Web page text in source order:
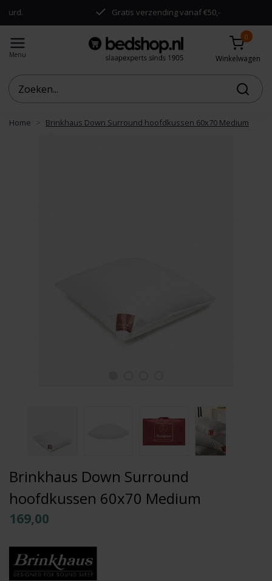
Gratis verzending vanaf €50,-
Menu
0
Winkelwagen
Home Brinkhaus Down Surround hoofdkussen 60x70 Medium
Brinkhaus Down Surround
hoofdkussen 60x70 Medium
169,00